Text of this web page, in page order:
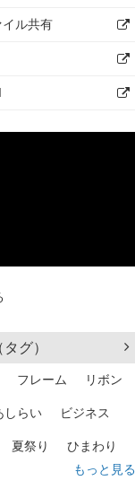
ル共有
グ）
フレーム リボン
しらい ビジネス
夏祭り ひまわり
熱中症
もっと見る